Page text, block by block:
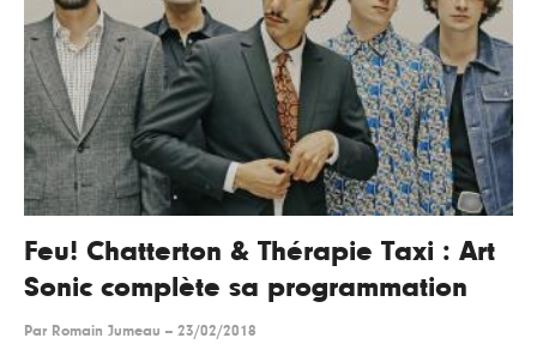
Feu! Chatterton & Thérapie Taxi : Art
Sonic complète sa programmation
Par Romain Jumeau -- 23/02/2018